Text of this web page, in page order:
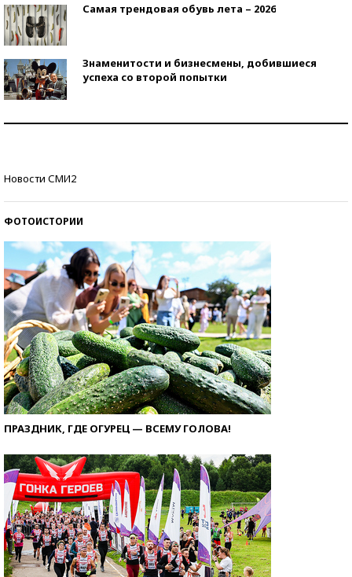
Самая трендовая обувь лета – 2026
Знаменитости и бизнесмены, добившиеся
успеха со второй попытки
Новости СМИ2
ФОТОИСТОРИИ
ПРАЗДНИК, ГДЕ ОГУРЕЦ — ВСЕМУ ГОЛОВА!